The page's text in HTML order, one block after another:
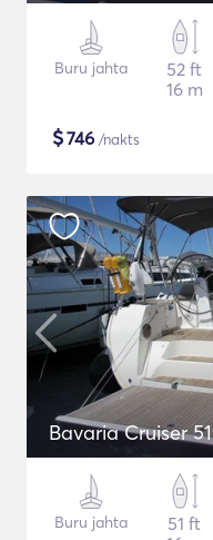
Buru jahta
52 ft
16 m
$746 /nakts
Bavaria Cruiser 51
Buru jahta
51 ft